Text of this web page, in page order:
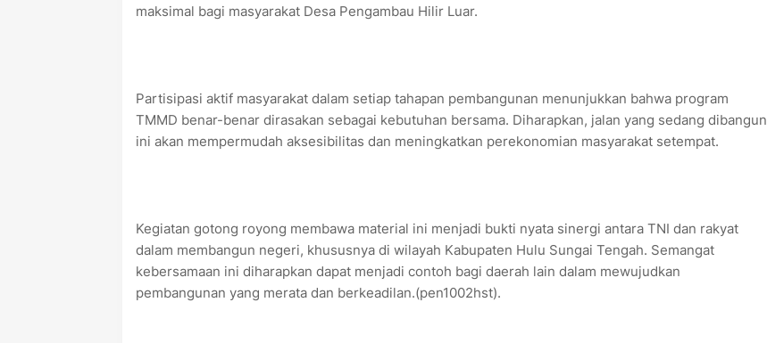
maksimal bagi masyarakat Desa Pengambau Hilir Luar.
Partisipasi aktif masyarakat dalam setiap tahapan pembangunan menunjukkan bahwa program
TMMD benar-benar dirasakan sebagai kebutuhan bersama. Diharapkan, jalan yang sedang dibangun
ini akan mempermudah aksesibilitas dan meningkatkan perekonomian masyarakat setempat.
Kegiatan gotong royong membawa material ini menjadi bukti nyata sinergi antara TNI dan rakyat
dalam membangun negeri, khususnya di wilayah Kabupaten Hulu Sungai Tengah. Semangat
kebersamaan ini diharapkan dapat menjadi contoh bagi daerah lain dalam mewujudkan
pembangunan yang merata dan berkeadilan.(pen1002hst).